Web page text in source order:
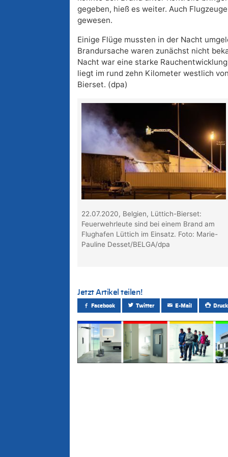
gegeben, hieß es weiter. Auch
gewesen.
Einige Flüge mussten in der Nacht
Brandursache waren zunächst nicht
Nacht war eine starke
liegt im rund zehn Kilometer westlich
Bierset. (dpa)
22.07.2020, Belgien, Lüttich-Bierset:
Feuerwehrleute sind bei einem Brand am
Flughafen Lüttich im Einsatz. Foto: Marie-
Pauline Desset/BELGA/dpa
Jetzt Artikel teilen!
Facebook Twitter E-Mail